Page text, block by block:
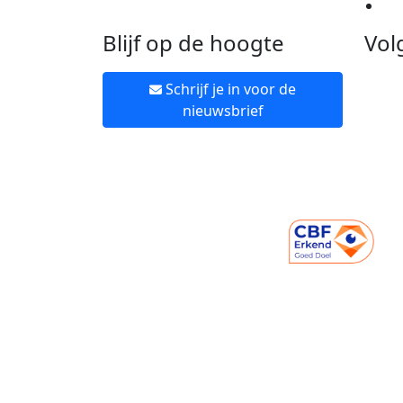
Blijf op de hoogte
Schrijf je in voor de
nieuwsbrief